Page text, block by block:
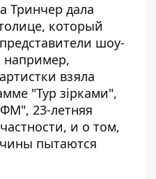
Тринчер дала
который
шоу-
например,
взяла
"Тур зірками",
23-летняя
и о том,
пытаются